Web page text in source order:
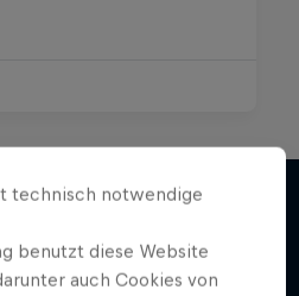
technisch notwendige
benutzt diese Website
auch Cookies von